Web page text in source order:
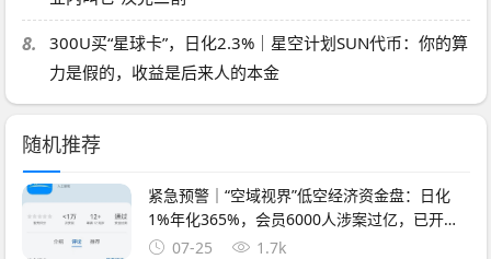
8.
300U买“星球卡”，日化2.3%｜星空计划SUN代币：你的算
力是假的，收益是后来人的本金
随机推荐
紧急预警｜“空域视界”低空经济资金盘：日化
1%年化365%，会员6000人涉案过亿，已开始
单割封号——智航智引怎么崩的，它就怎么崩
07-25 1.7k